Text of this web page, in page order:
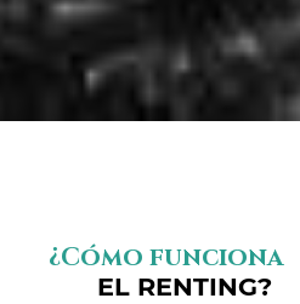
¿Cómo funciona
EL RENTING?